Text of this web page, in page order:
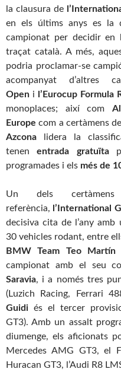
la clausura de
en els últims anys es la
campionat per decidir en
traçat català. A més,
podria proclamar-se
acompanyat d’altres
Open i l’Eurocup Formula
monoplaces; així com
Europe com a certàmens
Azcona lidera la
tenenentrada gratuïta
programades i els més de
Un dels
referència,
l’International
decisiva cita de l’any
30 vehicles rodant, entre
BMW Team Teo Martín
campionat amb el seu
Saravia, i a només tres
(Luzich Racing, Ferrari
Guidi és el tercer
GT3). Amb un assalt
diumenge, els aficionats
Mercedes AMG GT3, el
Huracan GT3, l’Audi R8